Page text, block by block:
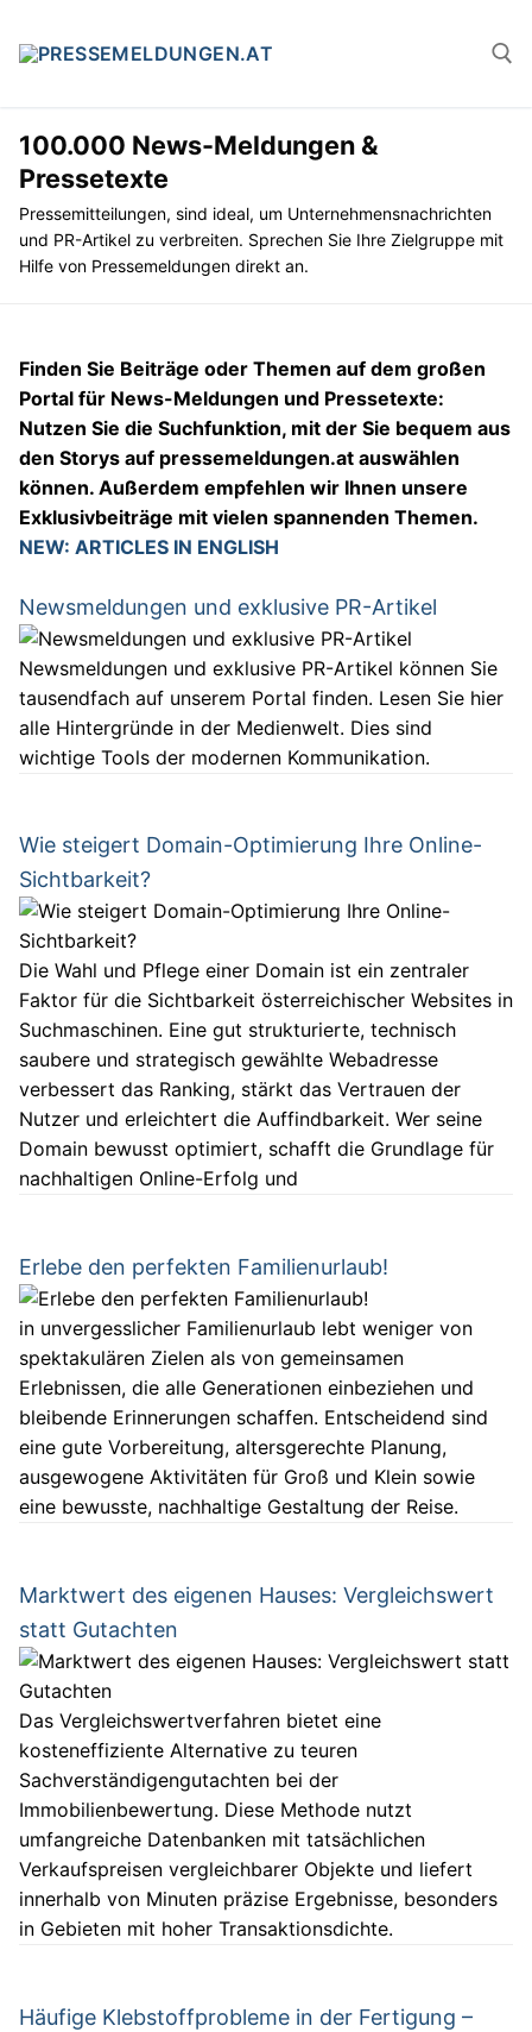
Inhalt
100.000 News-Meldungen &
Pressetexte
Pressemitteilungen, sind ideal, um Unternehmensnachrichten
und PR-Artikel zu verbreiten. Sprechen Sie Ihre Zielgruppe mit
Hilfe von Pressemeldungen direkt an.
Finden Sie Beiträge oder Themen auf dem großen
Portal für News-Meldungen und Pressetexte:
Nutzen Sie die Suchfunktion, mit der Sie bequem aus
den Storys auf pressemeldungen.at auswählen
können. Außerdem empfehlen wir Ihnen unsere
Exklusivbeiträge mit vielen spannenden Themen.
NEW: ARTICLES IN ENGLISH
Newsmeldungen und exklusive PR-Artikel
Newsmeldungen und exklusive PR-Artikel können Sie
tausendfach auf unserem Portal finden. Lesen Sie hier
alle Hintergründe in der Medienwelt. Dies sind
wichtige Tools der modernen Kommunikation.
Wie steigert Domain-Optimierung Ihre Online-
Sichtbarkeit?
Die Wahl und Pflege einer Domain ist ein zentraler
Faktor für die Sichtbarkeit österreichischer Websites in
Suchmaschinen. Eine gut strukturierte, technisch
saubere und strategisch gewählte Webadresse
verbessert das Ranking, stärkt das Vertrauen der
Nutzer und erleichtert die Auffindbarkeit. Wer seine
Domain bewusst optimiert, schafft die Grundlage für
nachhaltigen Online-Erfolg und
Erlebe den perfekten Familienurlaub!
in unvergesslicher Familienurlaub lebt weniger von
spektakulären Zielen als von gemeinsamen
Erlebnissen, die alle Generationen einbeziehen und
bleibende Erinnerungen schaffen. Entscheidend sind
eine gute Vorbereitung, altersgerechte Planung,
ausgewogene Aktivitäten für Groß und Klein sowie
eine bewusste, nachhaltige Gestaltung der Reise.
Marktwert des eigenen Hauses: Vergleichswert
statt Gutachten
Das Vergleichswertverfahren bietet eine
kosteneffiziente Alternative zu teuren
Sachverständigengutachten bei der
Immobilienbewertung. Diese Methode nutzt
umfangreiche Datenbanken mit tatsächlichen
Verkaufspreisen vergleichbarer Objekte und liefert
innerhalb von Minuten präzise Ergebnisse, besonders
in Gebieten mit hoher Transaktionsdichte.
Häufige Klebstoffprobleme in der Fertigung –